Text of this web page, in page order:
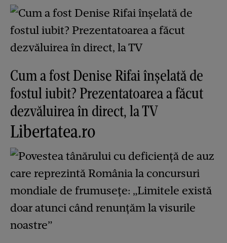
Cum a fost Denise Rifai înșelată de
fostul iubit? Prezentatoarea a făcut
dezvăluirea în direct, la TV
Libertatea.ro